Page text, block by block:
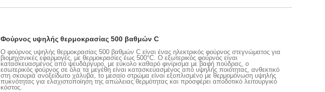
Φούρνος υψηλής θερμοκρασίας 500 βαθμών C
Ο φούρνος υψηλής θερμοκρασίας 500 βαθμών C είναι ένας ηλεκτρικός φούρνος στεγνώματος για
βιομηχανικές εφαρμογές, με θερμοκρασίες έως 500°C. Ο εξωτερικός φούρνος είναι
κατασκευασμένος από ψευδάργυρο, με εύκολο καθαρό φινίρισμα με βαφή πούδρας, ο
εσωτερικός φούρνος σε όλα τα μεγέθη είναι κατασκευασμένος από υψηλής ποιότητας, ανθεκτικό
στη σκουριά ανοξείδωτο χάλυβα, το μεσαίο στρώμα είναι εξοπλισμένο με θερμομόνωση υψηλής
πυκνότητας για ελαχιστοποίηση της απώλειας θερμότητας και προσφέρει αποδοτικό λειτουργικό
κόστος.